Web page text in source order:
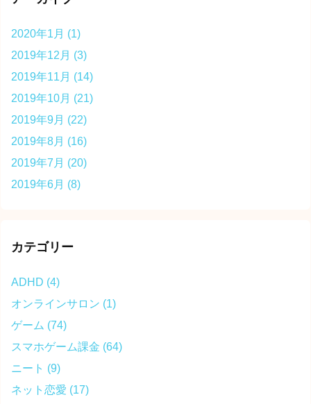
2020年1月 (1)
2019年12月 (3)
2019年11月 (14)
2019年10月 (21)
2019年9月 (22)
2019年8月 (16)
2019年7月 (20)
2019年6月 (8)
カテゴリー
ADHD (4)
オンラインサロン (1)
ゲーム (74)
スマホゲーム課金 (64)
ニート (9)
ネット恋愛 (17)